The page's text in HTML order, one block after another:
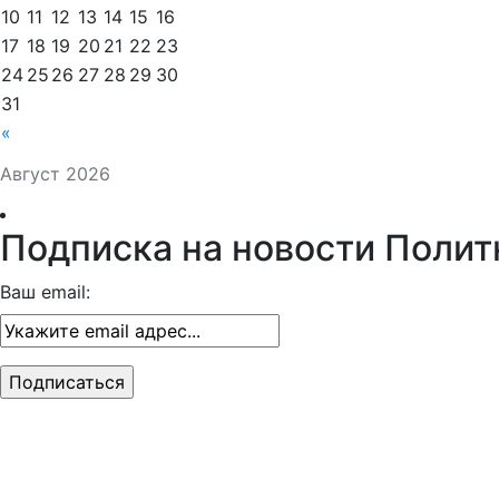
Август 2026
«
10 11 12 13 14 15 16
17 18 19 20 21 22 23
24 25 26 27 28 29 30
31
Подписка на новости
Ваш email: